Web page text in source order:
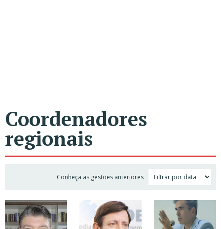
Coordenadores
regionais
Conheça as gestões anteriores